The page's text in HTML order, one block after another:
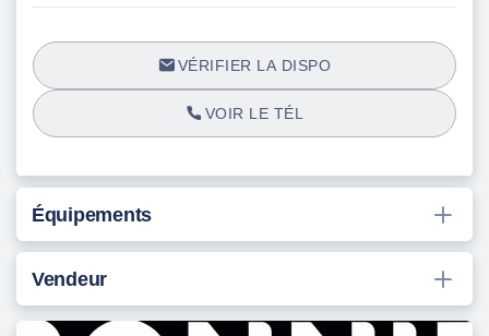
% (Neufs) - Usure AR : 10 % (Neufs)[Plaquettes] : Usure
AV : 10 % (Neufs) - Usure AR : 10 % (Neufs)
Défauts
[Extérieur] : aucun [Mécaniques] : aucun
VÉRIFIER LA DISPO
VOIR LE TÉL
Équipements
Vendeur